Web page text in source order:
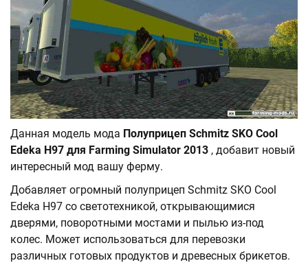
Данная модель мода Полуприцеп Schmitz SKO Cool
Edeka H97 для Farming Simulator 2013 , добавит новый
интересный мод вашу ферму.
Добавляет огромный полуприцеп Schmitz SKO Cool
Edeka H97 со светотехникой, открывающимися
дверями, поворотными мостами и пылью из-под
колес. Может использоваться для перевозки
различных готовых продуктов и древесных брикетов.